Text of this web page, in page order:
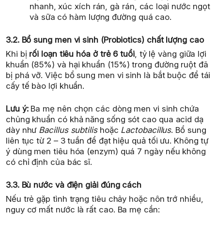
nhanh, xúc xích rán, gà rán, các loại nước ngọt
và sữa có hàm lượng đường quá cao.
3.2. Bổ sung men vi sinh (Probiotics) chất lượng cao
Khi bị rối loạn tiêu hóa ở trẻ 6 tuổi, tỷ lệ vàng giữa lợi
khuẩn (85%) và hại khuẩn (15%) trong đường ruột đã
bị phá vỡ. Việc bổ sung men vi sinh là bắt buộc để tái
cấy tế bào lợi khuẩn.
Lưu ý:Ba mẹ nên chọn các dòng men vi sinh chứa
chủng khuẩn có khả năng sống sót cao qua acid dạ
dày như Bacillus subtilishoặc Lactobacillus. Bổ sung
liên tục từ 2 – 3 tuần để đạt hiệu quả tối ưu. Không tự
ý dùng men tiêu hóa (enzym) quá 7 ngày nếu không
có chỉ định của bác sĩ.
3.3. Bù nước và điện giải đúng cách
Nếu trẻ gặp tình trạng tiêu chảy hoặc nôn trớ nhiều,
nguy cơ mất nước là rất cao. Ba mẹ cần: